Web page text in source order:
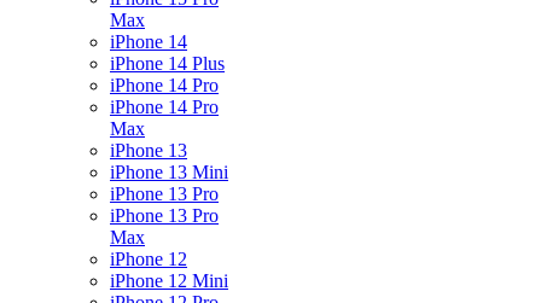
Max
iPhone 14
iPhone 14 Plus
iPhone 14 Pro
iPhone 14 Pro
Max
iPhone 13
iPhone 13 Mini
iPhone 13 Pro
iPhone 13 Pro
Max
iPhone 12
iPhone 12 Mini